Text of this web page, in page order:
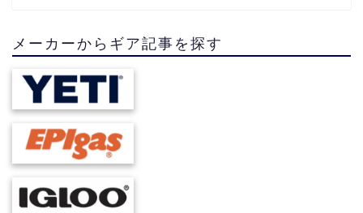
メーカーからギア記事を探す